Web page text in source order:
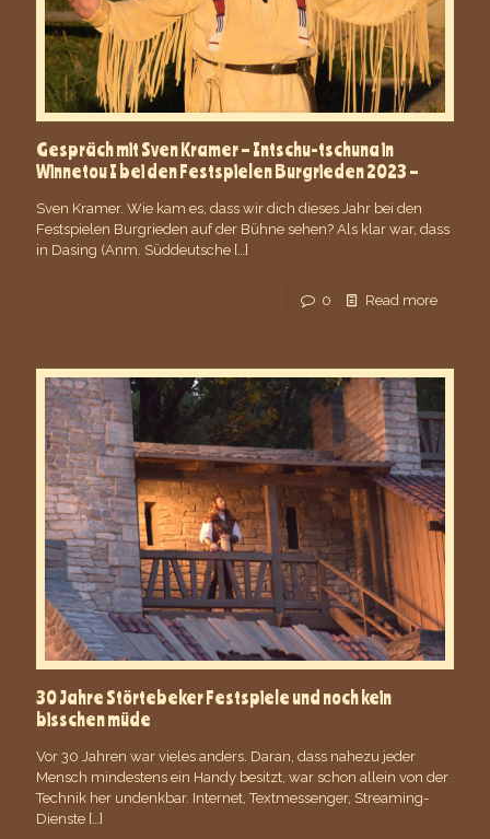
Gespräch mit Sven Kramer – Intschu-tschuna in
Winnetou I bei den Festspielen Burgrieden 2023 –
Sven Kramer. Wie kam es, dass wir dich dieses Jahr bei den
Festspielen Burgrieden auf der Bühne sehen? Als klar war, dass
in Dasing (Anm. Süddeutsche […]
0 Read more
30 Jahre Störtebeker Festspiele und noch kein
bisschen müde
Vor 30 Jahren war vieles anders. Daran, dass nahezu jeder
Mensch mindestens ein Handy besitzt, war schon allein von der
Technik her undenkbar. Internet, Textmessenger, Streaming-
Dienste […]